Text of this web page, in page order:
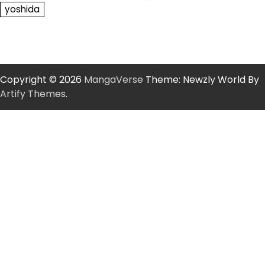
yoshida
Copyright © 2026 MangaVerse Theme: Newzly World By
Artify Themes.